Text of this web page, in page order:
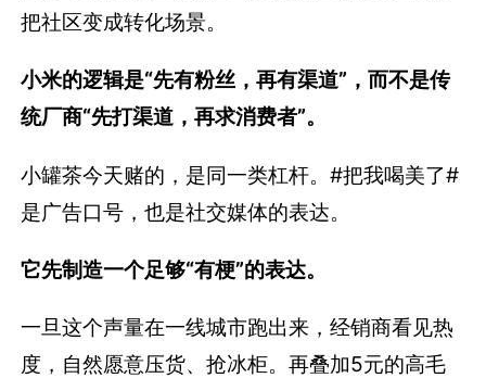
把社区变成转化场景。
小米的逻辑是“先有粉丝，再有渠道”，而不是传
统厂商“先打渠道，再求消费者”。
小罐茶今天赌的，是同一类杠杆。#把我喝美了#
是广告口号，也是社交媒体的表达。
它先制造一个足够“有梗”的表达。
一旦这个声量在一线城市跑出来，经销商看见热
度，自然愿意压货、抢冰柜。再叠加5元的高毛